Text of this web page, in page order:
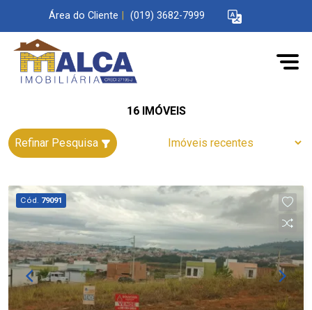
Área do Cliente (019) 3682-7999
16 IMÓVEIS
Refinar Pesquisa
Cód. 79091